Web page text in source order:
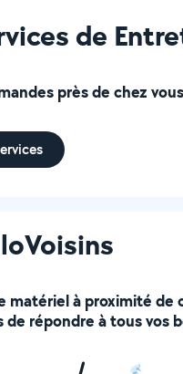
de
près de chez
à proximité de
répondre à tous vos